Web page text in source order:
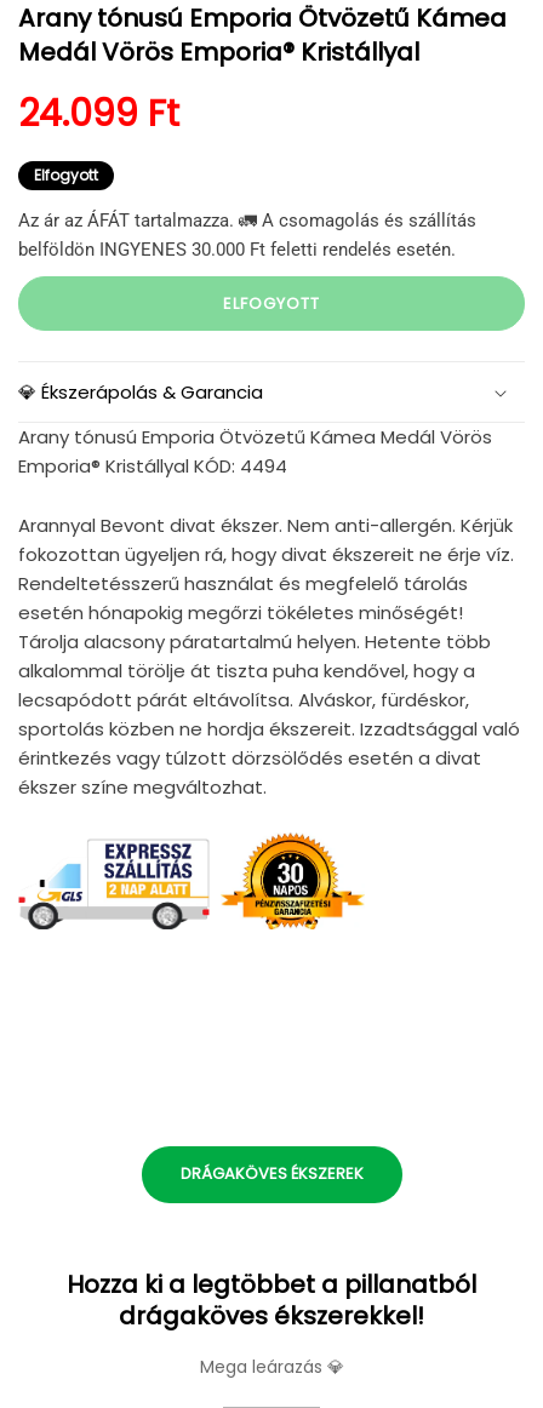
médiafájl
megnyitása
a
Arany tónusú Emporia Ötvözetű Kámea
Medál Vörös Emporia® Kristállyal
Normál ár
24.099 Ft
Elfogyott
Az ár az ÁFÁT tartalmazza. 🚛 A csomagolás és szállítás
belföldön INGYENES 30.000 Ft feletti rendelés esetén.
ELFOGYOTT
💎 Ékszerápolás & Garancia
Arany tónusú Emporia Ötvözetű Kámea Medál Vörös
Emporia® Kristállyal KÓD: 4494
Arannyal Bevont divat ékszer. Nem anti-allergén. Kérjük
fokozottan ügyeljen rá, hogy divat ékszereit ne érje víz.
Rendeltetésszerű használat és megfelelő tárolás
esetén hónapokig megőrzi tökéletes minőségét!
Tárolja alacsony páratartalmú helyen. Hetente több
alkalommal törölje át tiszta puha kendővel, hogy a
lecsapódott párát eltávolítsa. Alváskor, fürdéskor,
sportolás közben ne hordja ékszereit. Izzadtsággal való
érintkezés vagy túlzott dörzsölődés esetén a divat
ékszer színe megváltozhat.
DRÁGAKÖVES ÉKSZEREK
Hozza ki a legtöbbet a pillanatból
drágaköves ékszerekkel!
Mega leárazás 💎